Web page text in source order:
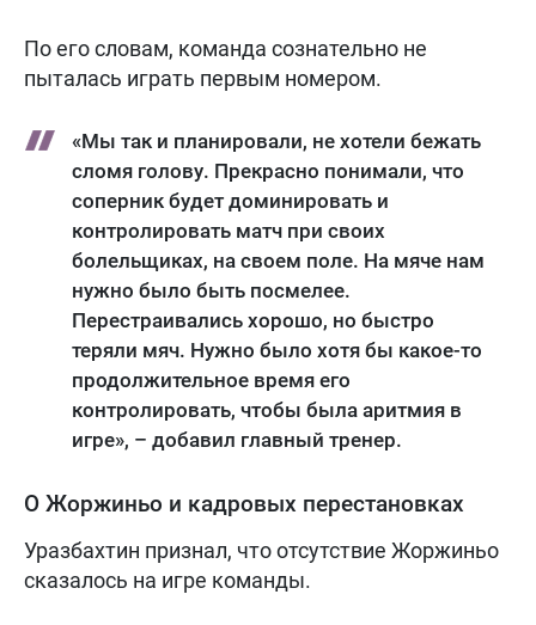
По его словам, команда сознательно не
пыталась играть первым номером.
«Мы так и планировали, не хотели бежать
сломя голову. Прекрасно понимали, что
соперник будет доминировать и
контролировать матч при своих
болельщиках, на своем поле. На мяче нам
нужно было быть посмелее.
Перестраивались хорошо, но быстро
теряли мяч. Нужно было хотя бы какое-то
продолжительное время его
контролировать, чтобы была аритмия в
игре», – добавил главный тренер.
О Жоржиньо и кадровых перестановках
Уразбахтин признал, что отсутствие Жоржиньо
сказалось на игре команды.